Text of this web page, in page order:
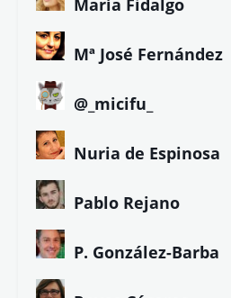
Mª José Fernández
@_micifu_
Nuria de Espinosa
Pablo Rejano
P. González-Barba